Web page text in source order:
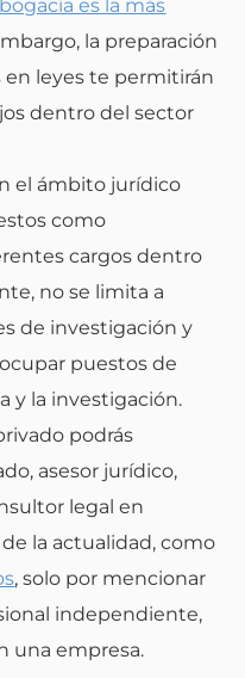
es la más
la preparación
leyes te permitirán
dentro del sector
el ámbito jurídico
como
cargos dentro
no se limita a
de investigación y
puestos de
y la investigación.
podrás
asesor jurídico,
legal en
la actualidad, como
, solo por mencionar
independiente,
una empresa.